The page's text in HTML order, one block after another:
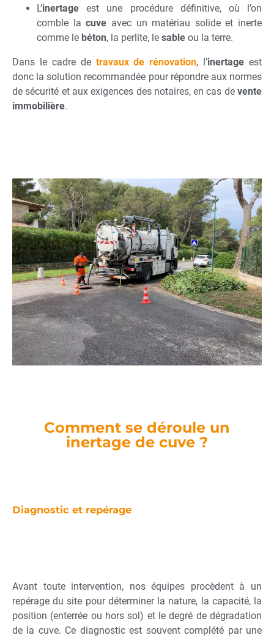
L’inertage est une procédure définitive, où l’on
comble lacuve avec un matériau solide et inerte
comme le béton, la perlite, le sable ou la terre.
Dans le cadre de travaux de rénovation, l’inertage est
donc la solution recommandée pour répondre aux normes
de sécurité et aux exigences des notaires, en cas de vente
immobilière.
Comment se déroule un
inertage de cuve ?
Diagnostic et repérage
Avant toute intervention, nos équipes procèdent à un
repérage du site pour déterminer la nature, la capacité, la
position (enterrée ou hors sol) et le degré de dégradation
de la cuve. Ce diagnostic est souvent complété par une